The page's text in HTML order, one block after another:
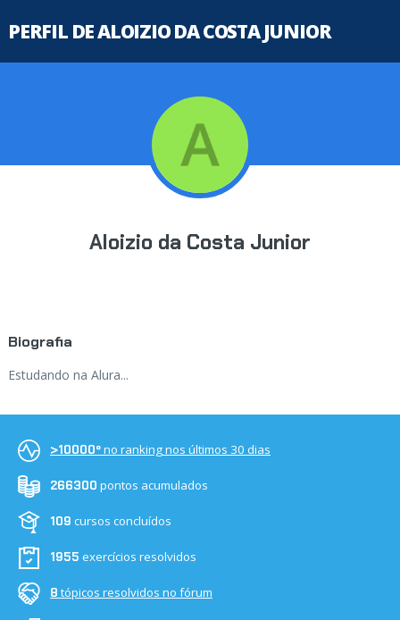
PERFIL DE ALOIZIO DA COSTA JUNIOR
Aloizio da Costa Junior
Biografia
Estudando na Alura...
>10000ºno ranking nos últimos 30 dias
266300 pontos acumulados
109 cursos concluídos
1955 exercícios resolvidos
8 tópicos resolvidos no fórum